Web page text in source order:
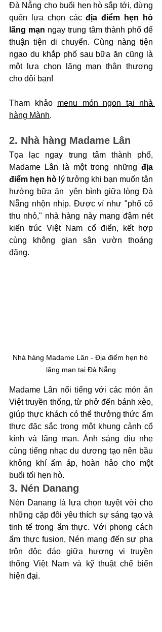
Đà Nẵng cho buổi hẹn hò sắp tới, đừng
quên lựa chọn các địa điểm hẹn hò
lãng mạn ngay trung tâm thành phố để
thuận tiện di chuyển. Cùng nàng tiện
ngao du khắp phố sau bữa ăn cũng là
một lựa chọn lãng mạn thân thương
cho đôi bạn!
Tham khảo menu món ngon tại nhà
hàng Mành.
2. Nhà hàng Madame Lân
Tọa lạc ngay trung tâm thành phố,
Madame Lân là một trong những địa
điểm hẹn hò lý tưởng khi bạn muốn tận
hưởng bữa ăn  yên bình giữa lòng Đà
Nẵng nhộn nhịp. Được ví như "phố cổ
thu nhỏ," nhà hàng này mang đậm nét
kiến trúc Việt Nam cổ điển, kết hợp
cùng không gian sân vườn thoáng
đãng.
Nhà hàng Madame Lân - Địa điểm hẹn hò
lãng mạn tại Đà Nẵng
Madame Lân nổi tiếng với các món ăn
Việt truyền thống, từ phở đến bánh xèo,
giúp thực khách có thể thưởng thức ẩm
thực đặc sắc trong một khung cảnh cổ
kính và lãng mạn. Ánh sáng dịu nhẹ
cùng tiếng nhạc du dương tạo nên bầu
không khí ấm áp, hoàn hảo cho một
buổi tối hẹn hò.
3. Nén Danang
Nén Danang là lựa chọn tuyệt vời cho
những cặp đôi yêu thích sự sáng tạo và
tinh tế trong ẩm thực. Với phong cách
ẩm thực fusion, Nén mang đến sự pha
trộn độc đáo giữa hương vị truyền
thống Việt Nam và kỹ thuật chế biến
hiện đại.